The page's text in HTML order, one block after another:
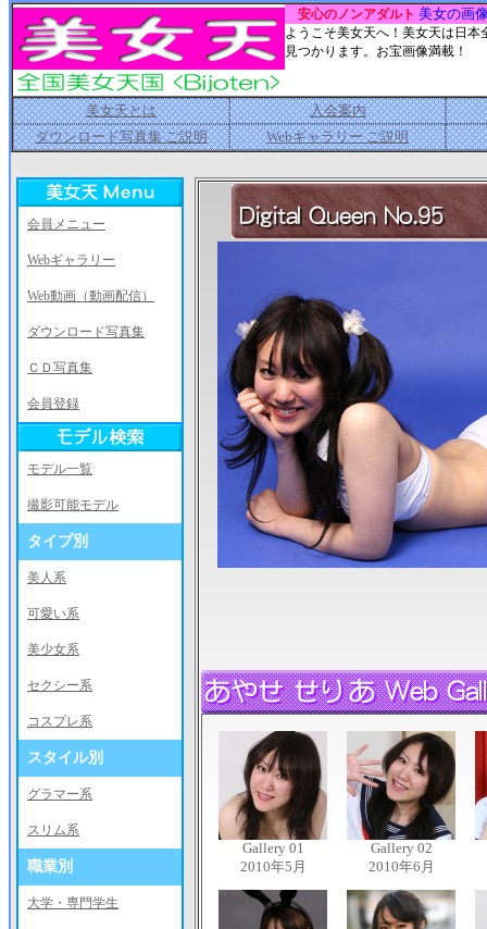
安心のノンアダルト 美女の画
ようこそ美女天へ！美女天は日
見つかります。お宝画像満載！
美女天とは
入会案内
ダウンロード写真集 ご説明
Webギャラリー ご説明
会員メニュー
Webギャラリー
Web動画（動画配信）
ダウンロード写真集
ＣＤ写真集
会員登録
モデル一覧
撮影可能モデル
タイプ別
美人系
可愛い系
美少女系
セクシー系
コスプレ系
スタイル別
グラマー系
スリム系
職業別
大学・専門学生
Gallery 01
2010年5月
Gallery 02
2010年6月